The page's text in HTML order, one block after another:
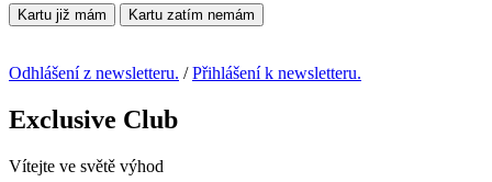
Kartu již mám Kartu zatím nemám
Odhlášení z newsletteru. /Přihlášení k newsletteru.
Exclusive Club
Vítejte ve světě výhod